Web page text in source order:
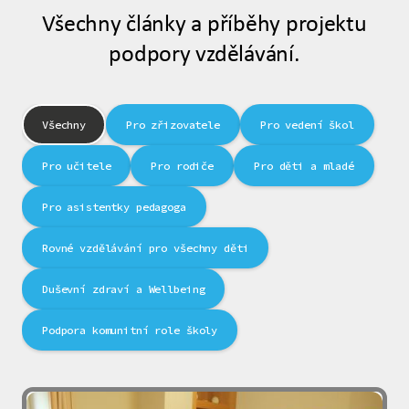
Všechny články a příběhy projektu
podpory vzdělávání.
Všechny Pro zřizovatele Pro vedení škol
Pro učitele Pro rodiče Pro děti a mladé
Pro asistentky pedagoga
Rovné vzdělávání pro všechny děti
Duševní zdraví a Wellbeing
Podpora komunitní role školy